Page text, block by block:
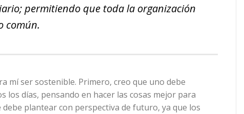
permitiendo que toda la organización
común.
mí ser sostenible. Primero, creo que uno debe
los días, pensando en hacer las cosas mejor para
plantear con perspectiva de futuro, ya que los